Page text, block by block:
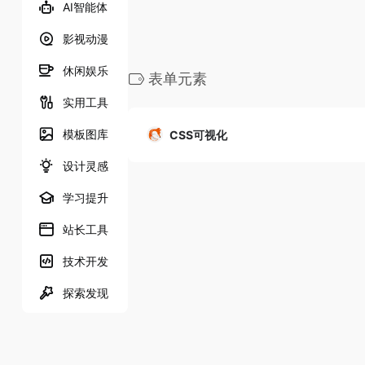
AI智能体
影视动漫
休闲娱乐
实用工具
模板图库
设计灵感
学习提升
站长工具
技术开发
探索发现
表单元素
CSS可视化